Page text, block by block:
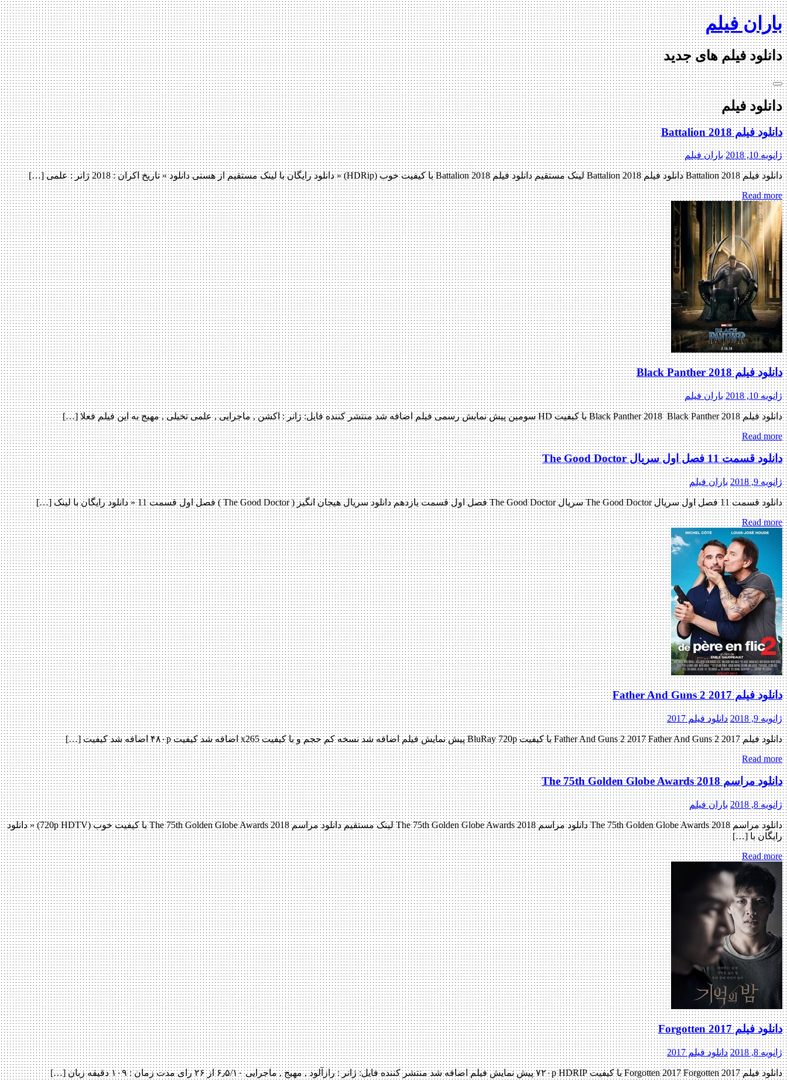
Skip
to
content
باران فیلم
دانلود فیلم های جدید
دانلود فیلم
دانلود فیلم Battalion 2018
ژانویه 10, 2018 باران فیلم
دانلود فیلم Battalion 2018 دانلود فیلم Battalion 2018 لینک مستقیم دانلود فیلم Battalion 2018 با کیفیت خوب (HDRip) « دانلود رایگان با لینک مستقیم از هستی دانلود » تاریخ اکران : 2018 ژانر : علمی […]
Read more
دانلود فیلم Black Panther 2018
ژانویه 10, 2018 باران فیلم
دانلود فیلم Black Panther 2018 Black Panther 2018 با کیفیت HD سومین پیش نمایش رسمی فیلم اضافه شد منتشر کننده فایل: ژانر : اکشن , ماجرایی , علمی تخیلی , مهیج به این فیلم فعلا […]
Read more
دانلود قسمت 11 فصل اول سریال The Good Doctor
ژانویه 9, 2018 باران فیلم
دانلود قسمت 11 فصل اول سریال The Good Doctor سریال The Good Doctor فصل اول قسمت یازدهم دانلود سریال هیجان انگیز ( The Good Doctor ) فصل اول قسمت 11 « دانلود رایگان با لینک […]
Read more
دانلود فیلم Father And Guns 2 2017
ژانویه 9, 2018 دانلود فیلم 2017
دانلود فیلم Father And Guns 2 2017 Father And Guns 2 2017 با کیفیت BluRay 720p پیش نمایش فیلم اضافه شد نسخه کم حجم و با کیفیت x265 اضافه شد کیفیت ۴۸۰p اضافه شد کیفیت […]
Read more
دانلود مراسم The 75th Golden Globe Awards 2018
ژانویه 8, 2018 باران فیلم
دانلود مراسم The 75th Golden Globe Awards 2018 دانلود مراسم The 75th Golden Globe Awards 2018 لینک مستقیم دانلود مراسم The 75th Golden Globe Awards 2018 با کیفیت خوب (720p HDTV) « دانلود
رایگان با […]
Read more
دانلود فیلم Forgotten 2017
ژانویه 8, 2018 دانلود فیلم 2017
دانلود فیلم Forgotten 2017 Forgotten 2017 با کیفیت ۷۲۰p HDRIP پیش نمایش فیلم اضافه شد منتشر کننده فایل: ژانر : رازآلود , مهیج , ماجرایی ۶٫۵/۱۰ از ۲۶ رای مدت زمان : ۱۰۹ دقیقه زبان […]